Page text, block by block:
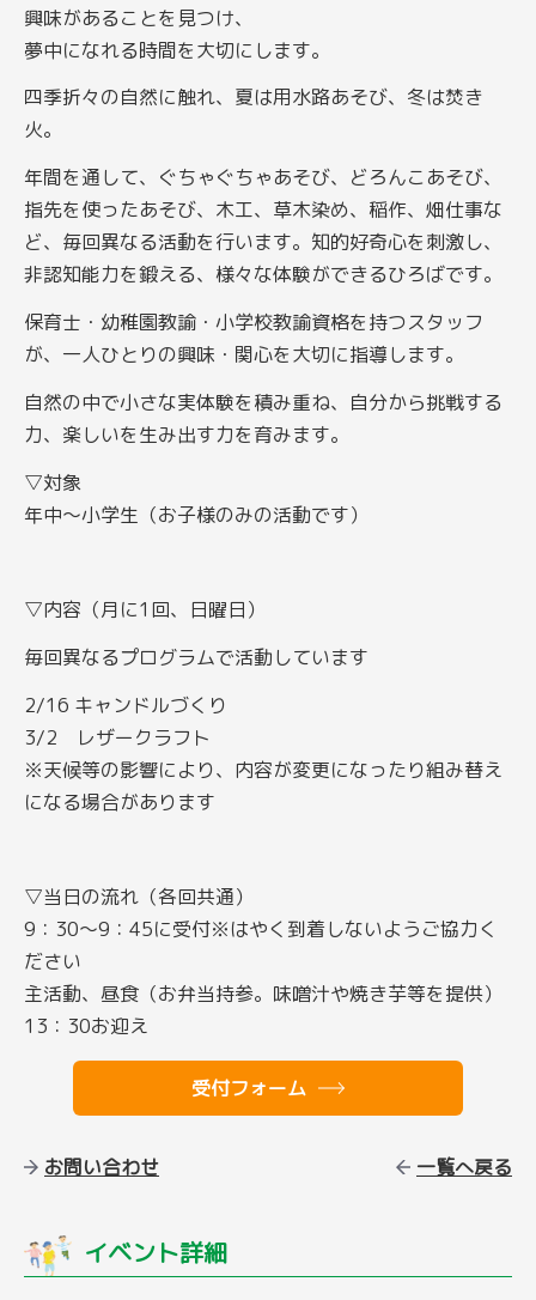
興味があることを見つけ、
夢中になれる時間を大切にします。
四季折々の自然に触れ、夏は用水路あそび、冬は焚き
火。
年間を通して、ぐちゃぐちゃあそび、どろんこあそび、
指先を使ったあそび、木工、草木染め、稲作、畑仕事な
ど、毎回異なる活動を行います。知的好奇心を刺激し、
非認知能力を鍛える、様々な体験ができるひろばです。
保育士・幼稚園教諭・小学校教諭資格を持つスタッフ
が、一人ひとりの興味・関心を大切に指導します。
自然の中で小さな実体験を積み重ね、自分から挑戦する
力、楽しいを生み出す力を育みます。
▽対象
年中～小学生（お子様のみの活動です）
▽内容（月に1回、日曜日）
毎回異なるプログラムで活動しています
2/16 キャンドルづくり
3/2 レザークラフト
※天候等の影響により、内容が変更になったり組み替え
になる場合があります
▽当日の流れ（各回共通）
9：30～9：45に受付※はやく到着しないようご協力く
ださい
主活動、昼食（お弁当持参。味噌汁や焼き芋等を提供）
13：30お迎え
受付フォーム
お問い合わせ 一覧へ戻る
イベント詳細